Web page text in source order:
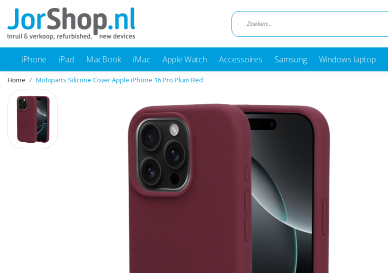
iPhone iPad MacBook iMac Apple Watch Accessoires Samsung Windows laptop
Home Mobiparts Silicone Cover Apple iPhone 16 Pro Plum Red